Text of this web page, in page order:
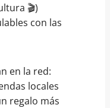
🎬)
con las
en la red:
locales
regalo más